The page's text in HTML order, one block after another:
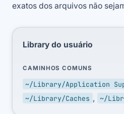
exatos dos arquivos não
Library do usuário
CAMINHOS COMUNS
~/Library/Application
~/Library/Caches , ~/